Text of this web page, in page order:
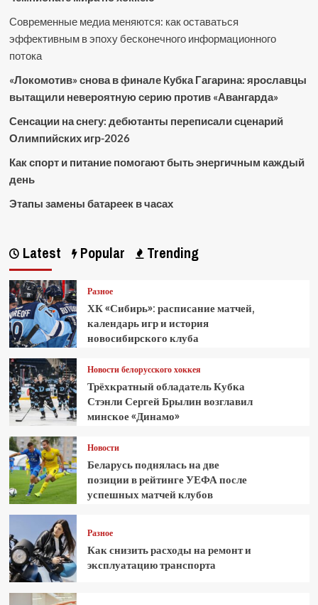
Современные медиа меняются: как оставаться
эффективным в эпоху бесконечного информационного
потока
«Локомотив» снова в финале Кубка Гагарина: ярославцы
вытащили невероятную серию против «Авангарда»
Сенсации на снегу: дебютанты переписали сценарий
Олимпийских игр-2026
Как спорт и питание помогают быть энергичным каждый
день
Этапы замены батареек в часах
Latest Popular Trending
Разное
ХК «Сибирь»: расписание матчей,
календарь игр и история
новосибирского клуба
Новости белорусского хоккея
Трёхкратный обладатель Кубка
Стэнли Сергей Брылин возглавил
минское «Динамо»
Новости
Беларусь поднялась на две
позиции в рейтинге УЕФА после
успешных матчей клубов
Разное
Как снизить расходы на ремонт и
эксплуатацию транспорта